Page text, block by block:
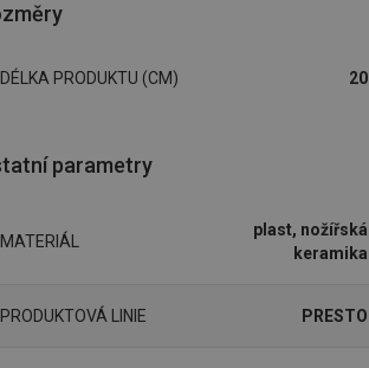
DÉLKA PRODUKTU (CM) 20
parametry
MATERIÁL
plast, nožířská
keramika
PRODUKTOVÁ LINIE PRESTO